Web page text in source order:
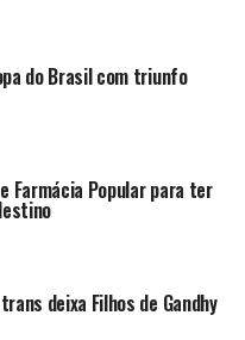
do Brasil com triunfo
Farmácia Popular para ter
deixa Filhos de Gandhy